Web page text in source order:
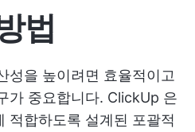
법
성을 높이려면 효율적이고
가 중요합니다. ClickUp 은
적합하도록 설계된 포괄적